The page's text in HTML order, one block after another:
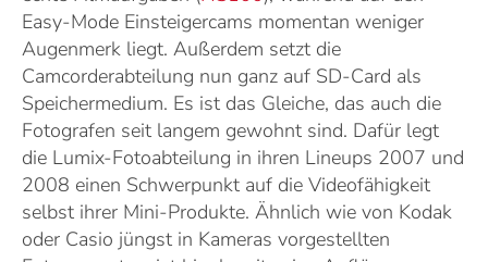
Easy-Mode Einsteigercams momentan weniger
Augenmerk liegt. Außerdem setzt die
Camcorderabteilung nun ganz auf SD-Card als
Speichermedium. Es ist das Gleiche, das auch die
Fotografen seit langem gewohnt sind. Dafür legt
die Lumix-Fotoabteilung in ihren Lineups 2007 und
2008 einen Schwerpunkt auf die Videofähigkeit
selbst ihrer Mini-Produkte. Ähnlich wie von Kodak
oder Casio jüngst in Kameras vorgestellten